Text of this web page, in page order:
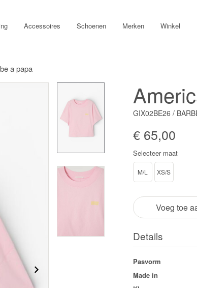
Accessoires Schoenen Merken Winkel
a papa
GIX02BE26 /
€ 65,00
Selecteer maat
M/L XS/S
Voeg toe
Details
Pasvorm
Made in